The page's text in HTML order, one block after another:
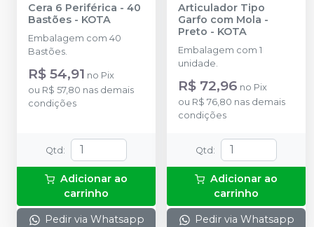
Cera 6 Periférica - 40
Bastões - KOTA
Embalagem com 40
Bastões.
R$ 54,91 no Pix
ou R$ 57,80 nas demais
condições
Qtd:
Adicionar ao
carrinho
Pedir via Whatsapp
Articulador Tipo
Garfo com Mola -
Preto - KOTA
Embalagem com 1
unidade.
R$ 72,96 no Pix
ou R$ 76,80 nas demais
condições
Qtd:
Adicionar ao
carrinho
Pedir via Whatsapp